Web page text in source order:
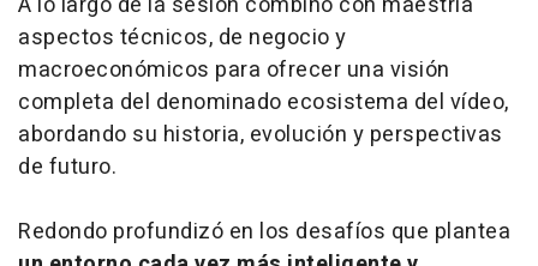
aspectos técnicos, de negocio y
macroeconómicos para ofrecer una visión
completa del denominado ecosistema del vídeo,
abordando su historia, evolución y perspectivas
de futuro.
Redondo profundizó en los desafíos que plantea